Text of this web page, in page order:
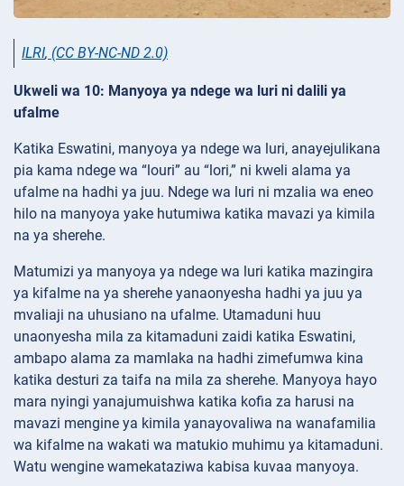
ILRI, (CC BY-NC-ND 2.0)
Ukweli wa 10: Manyoya ya ndege wa luri ni dalili ya
ufalme
Katika Eswatini, manyoya ya ndege wa luri, anayejulikana
pia kama ndege wa “louri” au “lori,” ni kweli alama ya
ufalme na hadhi ya juu. Ndege wa luri ni mzalia wa eneo
hilo na manyoya yake hutumiwa katika mavazi ya kimila
na ya sherehe.
Matumizi ya manyoya ya ndege wa luri katika mazingira
ya kifalme na ya sherehe yanaonyesha hadhi ya juu ya
mvaliaji na uhusiano na ufalme. Utamaduni huu
unaonyesha mila za kitamaduni zaidi katika Eswatini,
ambapo alama za mamlaka na hadhi zimefumwa kina
katika desturi za taifa na mila za sherehe. Manyoya hayo
mara nyingi yanajumuishwa katika kofia za harusi na
mavazi mengine ya kimila yanayovaliwa na wanafamilia
wa kifalme na wakati wa matukio muhimu ya kitamaduni.
Watu wengine wamekataziwa kabisa kuvaa manyoya.